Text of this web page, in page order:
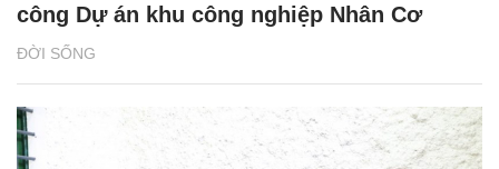
ĐỜI SỐNG
công Dự án khu công nghiệp Nhân Cơ